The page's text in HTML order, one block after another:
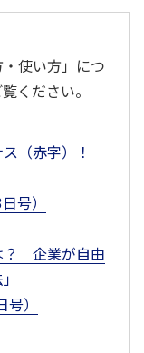
使い方」につ
ください。
ス（赤字）！
号）
？ 企業が自由
）